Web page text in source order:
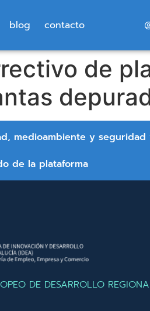
blog contacto
de
medioambiente y
de la plataforma
DE DESARROLLO